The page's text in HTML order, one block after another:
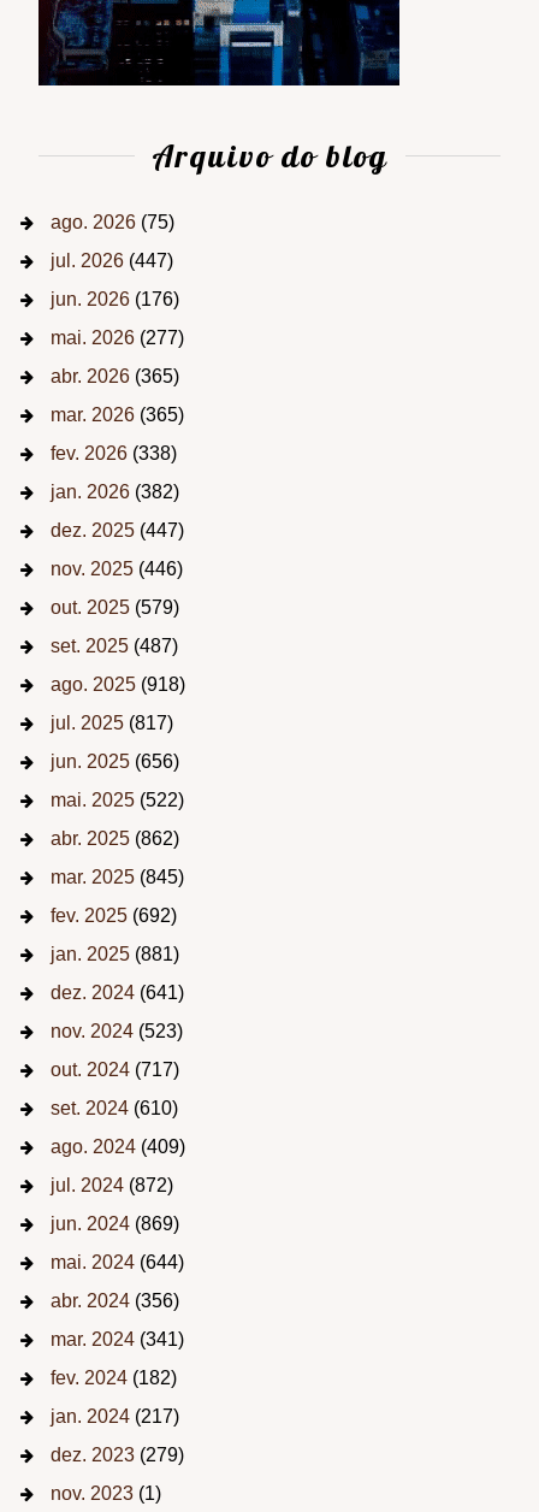
Arquivo do blog
ago. 2026 (75)
jul. 2026 (447)
jun. 2026 (176)
mai. 2026 (277)
abr. 2026 (365)
mar. 2026 (365)
fev. 2026 (338)
jan. 2026 (382)
dez. 2025 (447)
nov. 2025 (446)
out. 2025 (579)
set. 2025 (487)
ago. 2025 (918)
jul. 2025 (817)
jun. 2025 (656)
mai. 2025 (522)
abr. 2025 (862)
mar. 2025 (845)
fev. 2025 (692)
jan. 2025 (881)
dez. 2024 (641)
nov. 2024 (523)
out. 2024 (717)
set. 2024 (610)
ago. 2024 (409)
jul. 2024 (872)
jun. 2024 (869)
mai. 2024 (644)
abr. 2024 (356)
mar. 2024 (341)
fev. 2024 (182)
jan. 2024 (217)
dez. 2023 (279)
nov. 2023 (1)